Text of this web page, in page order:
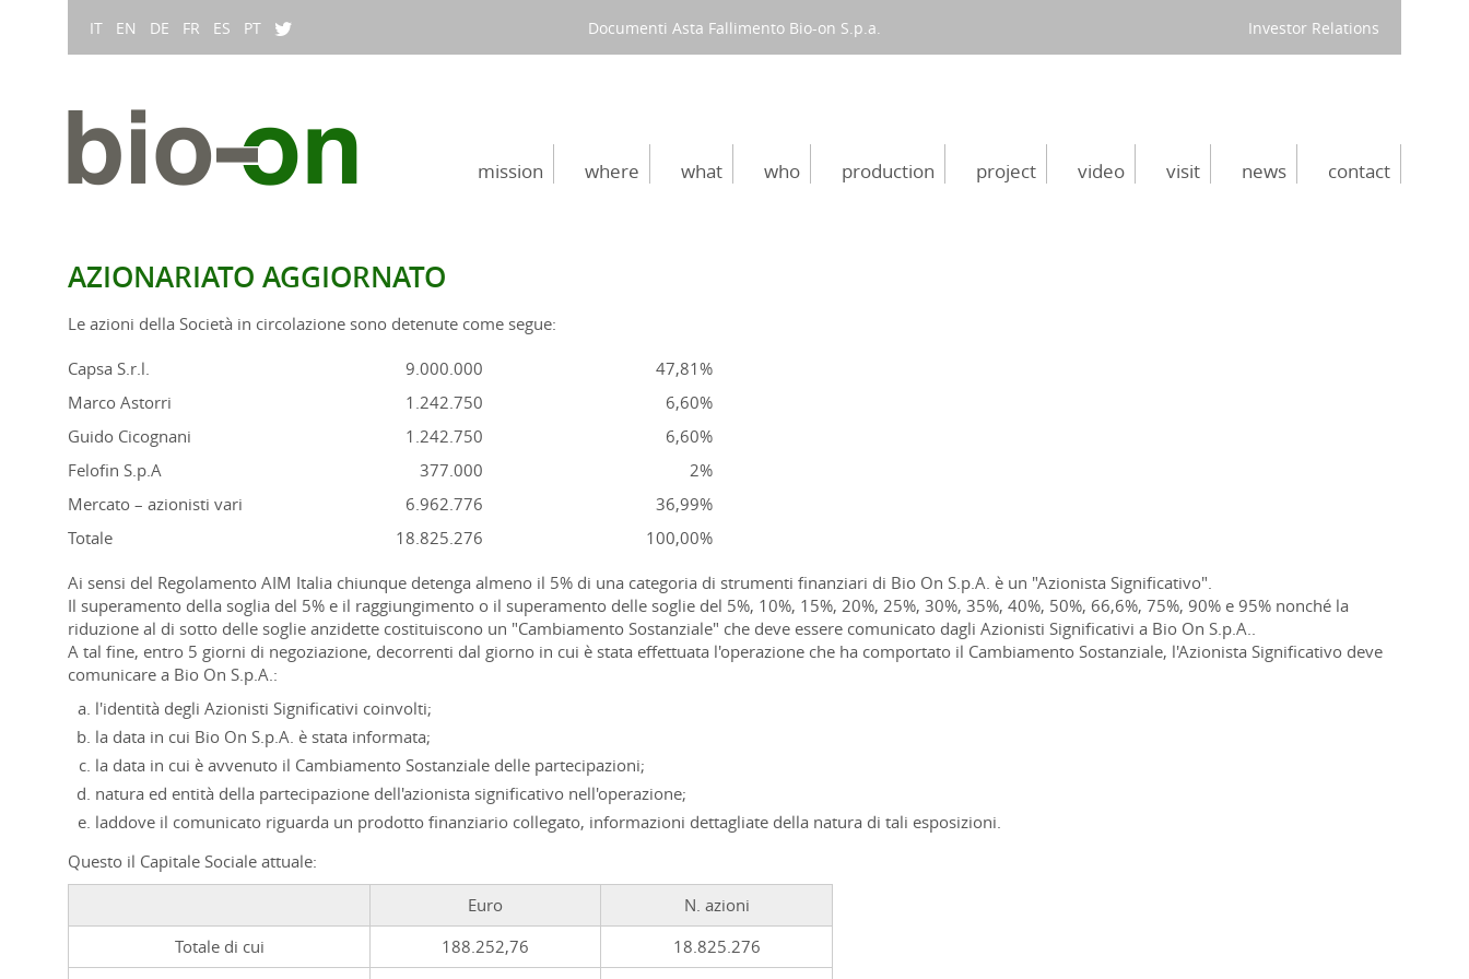
IT EN DE FR ES PT Documenti Asta Fallimento Bio-on S.p.a. Investor Relations
mission where what who production project video visit news contact
AZIONARIATO AGGIORNATO
Le azioni della Società in circolazione sono detenute come segue:
Capsa S.r.l. 9.000.000
47,81%
Marco Astorri
1.242.750
6,60%
Guido Cicognani
1.242.750
6,60%
Felofin S.p.A
377.000
2%
Mercato – azionisti vari
6.962.776
36,99%
Totale
18.825.276 100,00%
Ai sensi del Regolamento AIM Italia chiunque detenga almeno il 5% di una categoria di strumenti finanziari di Bio On S.p.A. è un "Azionista Significativo".
Il superamento della soglia del 5% e il raggiungimento o il superamento delle soglie del 5%, 10%, 15%, 20%, 25%, 30%, 35%, 40%, 50%, 66,6%, 75%, 90% e 95% nonché la
riduzione al di sotto delle soglie anzidette costituiscono un "Cambiamento Sostanziale" che deve essere comunicato dagli Azionisti Significativi a Bio On S.p.A..
A tal fine, entro 5 giorni di negoziazione, decorrenti dal giorno in cui è stata effettuata l'operazione che ha comportato il Cambiamento Sostanziale, l'Azionista Significativo deve
comunicare a Bio On S.p.A.:
l'identità degli Azionisti Significativi coinvolti;
la data in cui Bio On S.p.A. è stata informata;
la data in cui è avvenuto il Cambiamento Sostanziale delle partecipazioni;
natura ed entità della partecipazione dell'azionista significativo nell'operazione;
laddove il comunicato riguarda un prodotto finanziario collegato, informazioni dettagliate della natura di tali esposizioni.
Questo il Capitale Sociale attuale:
Euro
N. azioni
Totale di cui
188.252,76
18.825.276